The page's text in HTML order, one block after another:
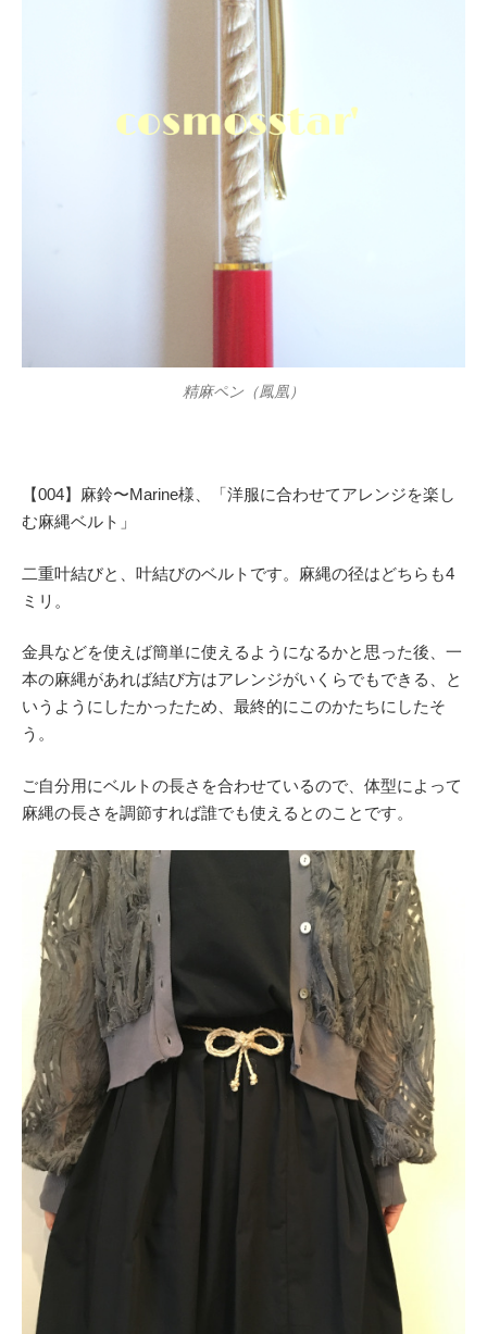
精麻ペン（鳳凰）
【004】麻鈴〜Marine様、「洋服に合わせてアレンジを楽し
む麻縄ベルト」
二重叶結びと、叶結びのベルトです。麻縄の径はどちらも4
ミリ。
金具などを使えば簡単に使えるようになるかと思った後、一
本の麻縄があれば結び方はアレンジがいくらでもできる、と
いうようにしたかったため、最終的にこのかたちにしたそ
う。
ご自分用にベルトの長さを合わせているので、体型によって
麻縄の長さを調節すれば誰でも使えるとのことです。